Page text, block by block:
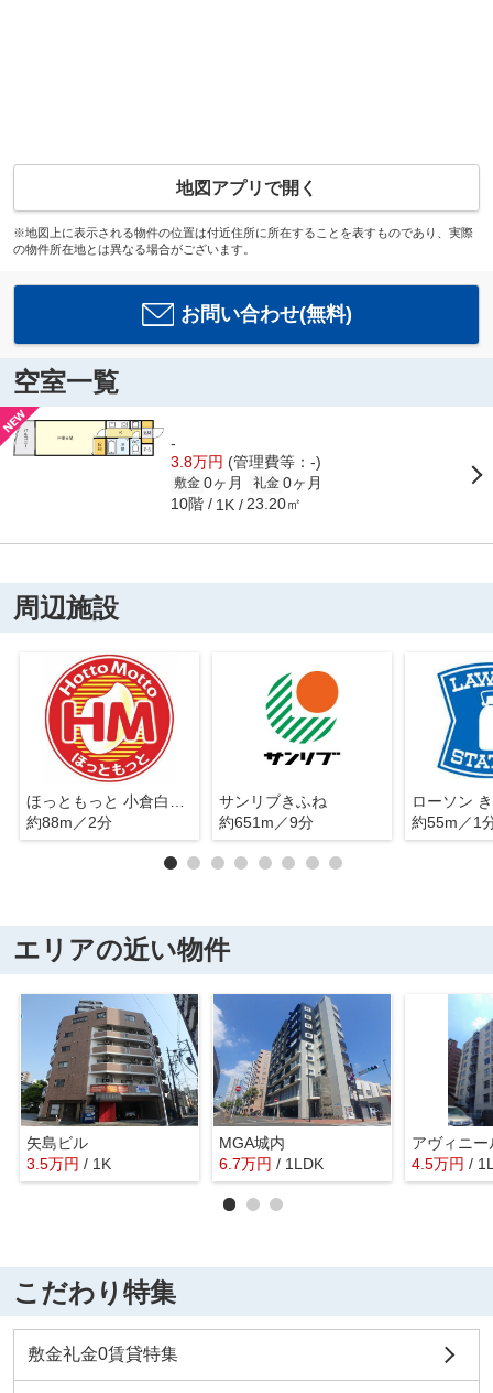
地図アプリで開く
※地図上に表示される物件の位置は付近住所に所在することを表すものであり、実際
の物件所在地とは異なる場合がございます。
お問い合わせ(無料)
空室一覧
-
3.8万円 (管理費等：-)
敷金 0ヶ月 礼金 0ヶ月
10階 1K 23.20㎡
周辺施設
約88m／2分
サンリブきふね
約651m／9分
ローソン
約55m／1
エリアの近い物件
矢島ビル
3.5万円 / 1K
MGA城内
6.7万円 / 1LDK
アヴィニー
4.5万円 /
こだわり特集
敷金礼金0賃貸特集